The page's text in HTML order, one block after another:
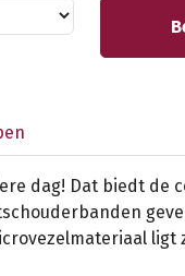
dag! Dat biedt de
ligt